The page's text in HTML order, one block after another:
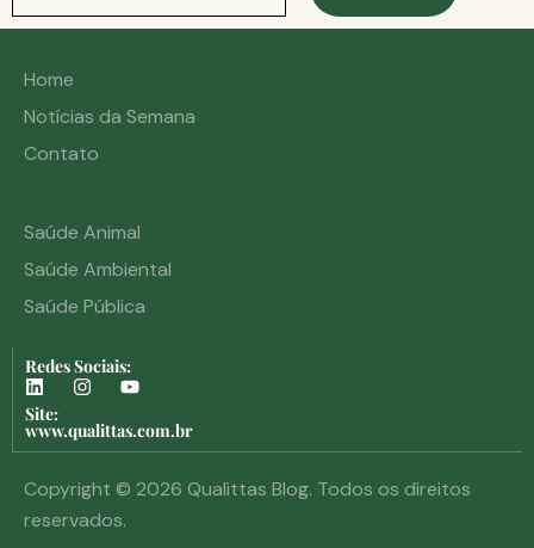
Home
Notícias da Semana
Contato
Saúde Animal
Saúde Ambiental
Saúde Pública
Redes Sociais:
Site:
www.qualittas.com.br
Copyright © 2026 Qualittas Blog. Todos os direitos
reservados.